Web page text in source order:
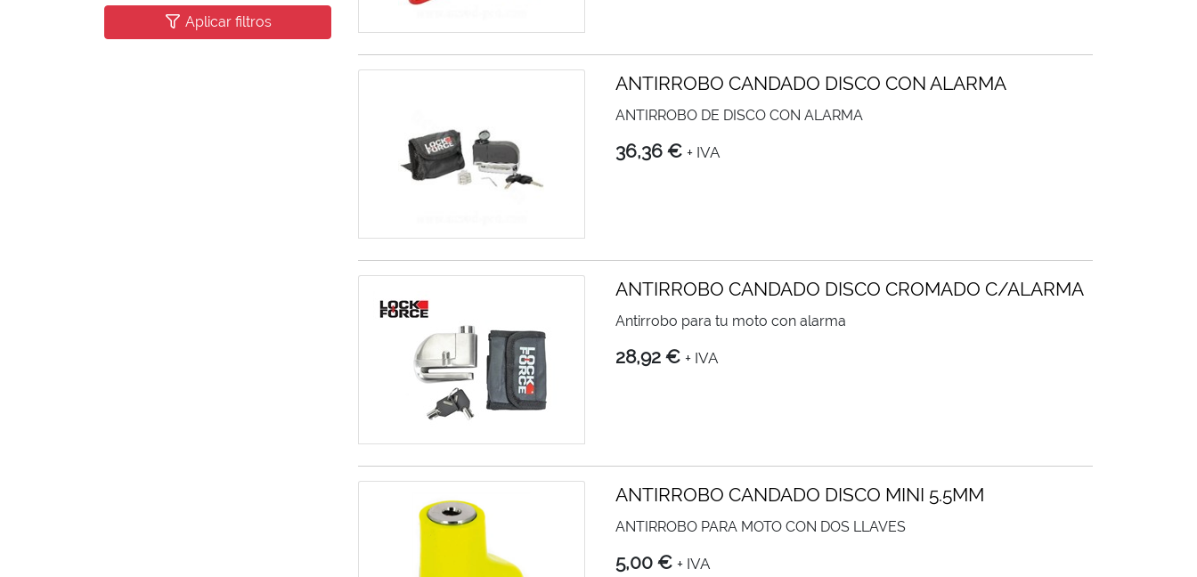
Aplicar filtros
ANTIRROBO CANDADO DISCO CON ALARMA
ANTIRROBO DE DISCO CON ALARMA
36,36 € + IVA
ANTIRROBO CANDADO DISCO CROMADO C/ALARMA
Antirrobo para tu moto con alarma
28,92 € + IVA
ANTIRROBO CANDADO DISCO MINI 5.5MM
ANTIRROBO PARA MOTO CON DOS LLAVES
5,00 € + IVA